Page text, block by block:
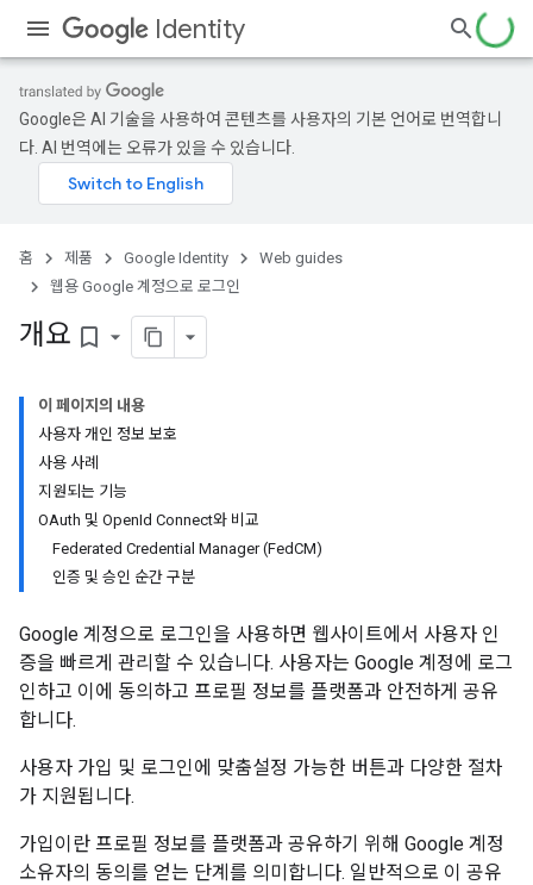
Identity
Google은 AI 기술을 사용하여 콘텐츠를 사용자의 기본 언어로 번역합니
다. AI 번역에는 오류가 있을 수 있습니다.
홈 제품 Google Identity
Web guides
웹용 Google 계정으로 로그인
개요 bookmark_border
이 페이지의 내용
사용자 개인 정보 보호
사용 사례
지원되는 기능
OAuth 및 OpenId Connect와 비교
Federated Credential Manager (FedCM)
인증 및 승인 순간 구분
Google 계정으로 로그인을 사용하면 웹사이트에서 사용자 인
증을 빠르게 관리할 수 있습니다. 사용자는 Google 계정에 로그
인하고 이에 동의하고 프로필 정보를 플랫폼과 안전하게 공유
합니다.
사용자 가입 및 로그인에 맞춤설정 가능한 버튼과 다양한 절차
가 지원됩니다.
가입이란 프로필 정보를 플랫폼과 공유하기 위해 Google 계정
소유자의 동의를 얻는 단계를 의미합니다. 일반적으로 이 공유